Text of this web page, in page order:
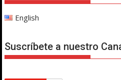
English
Suscríbete a nuestro